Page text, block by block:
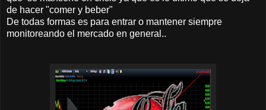
de hacer "comer y beber"
De todas formas es para entrar o mantener siempre
monitoreando el mercado en general..